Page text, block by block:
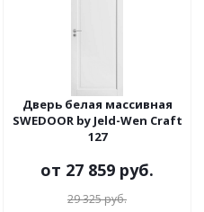
Дверь белая массивная
SWEDOOR by Jeld-Wen Craft
127
от 27 859 руб.
29 325 руб.